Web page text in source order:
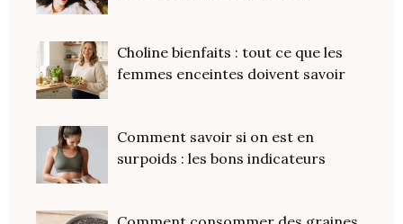
Choline bienfaits : tout ce que les
femmes enceintes doivent savoir
Comment savoir si on est en
surpoids : les bons indicateurs